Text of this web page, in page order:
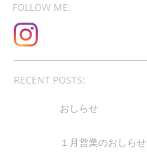
RECENT POSTS:
FOLLOW ME:
おしらせ
１月営業のおしらせ